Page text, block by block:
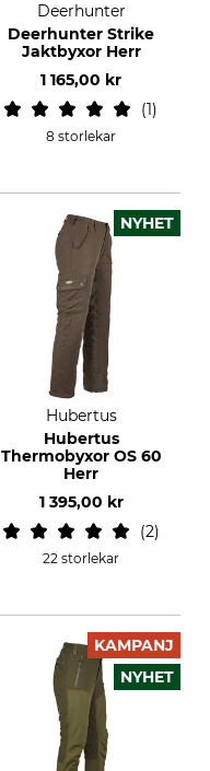
Deerhunter
Deerhunter Strike
Jaktbyxor Herr
1 165,00 kr
1
8 storlekar
NYHET
Hubertus
Hubertus
Thermobyxor OS 60
Herr
1 395,00 kr
2
22 storlekar
KAMPANJ
NYHET